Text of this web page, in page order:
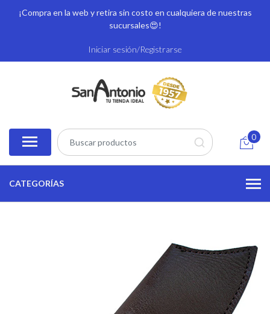
¡Compra en la web y retira sin costo en cualquiera de nuestras
sucursales😍!
Iniciar sesión/Registrarse
0
CATEGORÍAS